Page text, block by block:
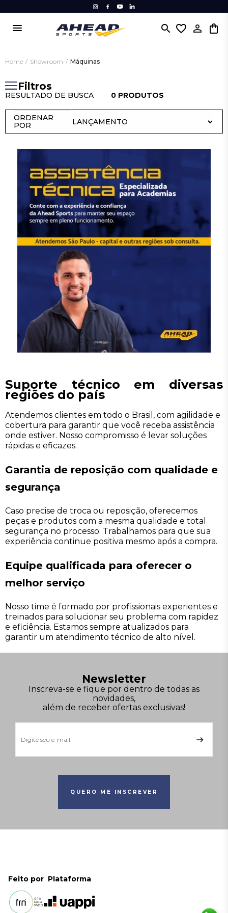
menu search favorite_border
Home / Showroom / Máquinas
RESULTADO DE BUSCA 0 PRODUTOS
Filtros
Suporte técnico em diversas
regiões do país
Atendemos clientes em todo o Brasil, com agilidade e
cobertura para garantir que você receba assistência
onde estiver. Nosso compromisso é levar soluções
rápidas e eficazes.
Garantia de reposição com qualidade e
segurança
Caso precise de troca ou reposição, oferecemos
peças e produtos com a mesma qualidade e total
segurança no processo. Trabalhamos para que sua
experiência continue positiva mesmo após a compra.
Equipe qualificada para oferecer o
melhor serviço
Nosso time é formado por profissionais experientes e
treinados para solucionar seu problema com rapidez
e eficiência. Estamos sempre atualizados para
garantir um atendimento técnico de alto nível.
Newsletter
Inscreva-se e fique por dentro de todas as
novidades,
além de receber ofertas exclusivas!
QUERO ME INSCREVER
Feito por Plataforma